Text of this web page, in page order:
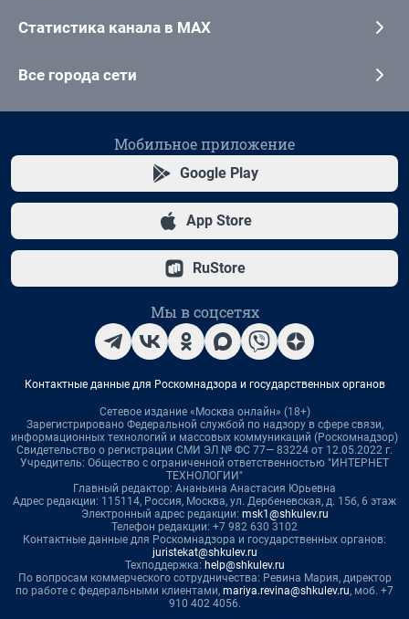
Статистика канала в MAX
Все города сети
Мобильное приложение
Google Play
App Store
RuStore
Мы в соцсетях
Контактные данные для Роскомнадзора и государственных органов
Сетевое издание «Москва онлайн» (18+)
Зарегистрировано Федеральной службой по надзору в сфере связи,
информационных технологий и массовых коммуникаций (Роскомнадзор)
Свидетельство о регистрации СМИ ЭЛ № ФС 77— 83224 от 12.05.2022 г.
Учредитель: Общество с ограниченной ответственностью "ИНТЕРНЕТ
ТЕХНОЛОГИИ"
Главный редактор: Ананьина Анастасия Юрьевна
Адрес редакции: 115114, Россия, Москва, ул. Дербеневская, д. 15б, 6 этаж
Электронный адрес редакции: msk1@shkulev.ru
Телефон редакции: +7 982 630 3102
Контактные данные для Роскомнадзора и государственных органов:
juristekat@shkulev.ru
Техподдержка: help@shkulev.ru
По вопросам коммерческого сотрудничества: Ревина Мария, директор
по работе с федеральными клиентами, mariya.revina@shkulev.ru, моб. +7
910 402 4056.